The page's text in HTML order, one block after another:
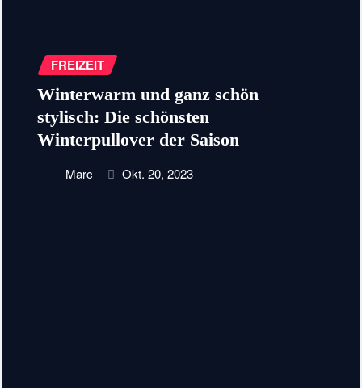
FREIZEIT
Winterwarm und ganz schön
stylisch: Die schönsten
Winterpullover der Saison
Marc Okt. 20, 2023